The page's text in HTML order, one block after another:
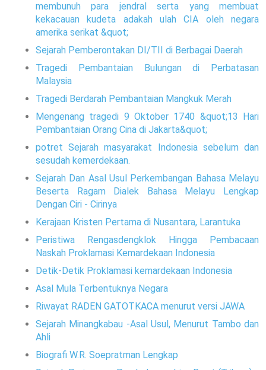
membunuh para jendral serta yang membuat
kekacauan kudeta adakah ulah CIA oleh negara
amerika serikat &quot;
Sejarah Pemberontakan DI/TII di Berbagai Daerah
Tragedi Pembantaian Bulungan di Perbatasan
Malaysia
Tragedi Berdarah Pembantaian Mangkuk Merah
Mengenang tragedi 9 Oktober 1740 &quot;13 Hari
Pembantaian Orang Cina di Jakarta&quot;
potret Sejarah masyarakat Indonesia sebelum dan
sesudah kemerdekaan.
Sejarah Dan Asal Usul Perkembangan Bahasa Melayu
Beserta Ragam Dialek Bahasa Melayu Lengkap
Dengan Ciri - Cirinya
Kerajaan Kristen Pertama di Nusantara, Larantuka
Peristiwa Rengasdengklok Hingga Pembacaan
Naskah Proklamasi Kemardekaan Indonesia
Detik-Detik Proklamasi kemardekaan Indonesia
Asal Mula Terbentuknya Negara
Riwayat RADEN GATOTKACA menurut versi JAWA
Sejarah Minangkabau -Asal Usul, Menurut Tambo dan
Ahli
Biografi W.R. Soepratman Lengkap